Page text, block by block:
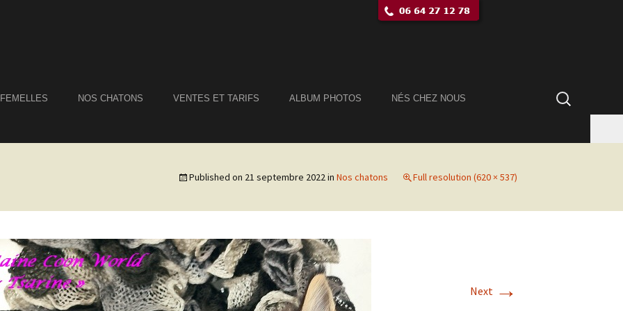
NOS CHATONS VENTES ET TARIFS ALBUM PHOTOS NÉS CHEZ NOUS Rechercher :
Published on 21 septembre 2022in Nos chatons Full resolution (620 × 537)
Next →